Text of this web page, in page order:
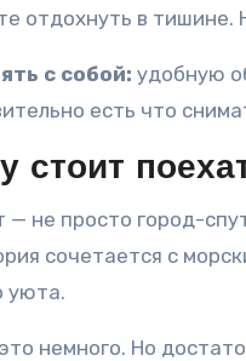
отдохнуть в тишине.
с собой: удобную
есть что
стоит
не просто город-
сочетается с
уюта.
немного. Но